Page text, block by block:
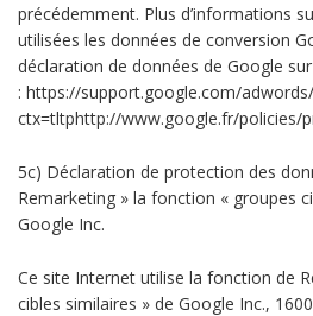
précédemment. Plus d’informations
utilisées les données de conversion
déclaration de données de Google sur
: https://support.google.com/
ctx=tltphttp://www.google.fr/policies/
5c) Déclaration de protection des
Remarketing » la fonction « groupes
Google Inc.
Ce site Internet utilise la fonction de
cibles similaires » de Google Inc.,